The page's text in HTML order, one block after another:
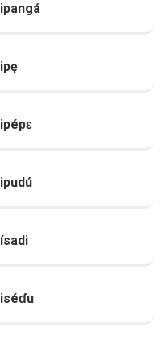
ipangá
ipę
ipépɛ
ipudú
ísadi
iséɗu